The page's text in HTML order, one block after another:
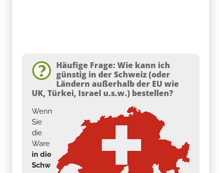
Häufige Frage: Wie kann ich
günstig in der Schweiz (oder
Ländern außerhalb der EU wie
UK, Türkei, Israel u.s.w.) bestellen?
Wenn
Sie
die
Ware
in die
Schw